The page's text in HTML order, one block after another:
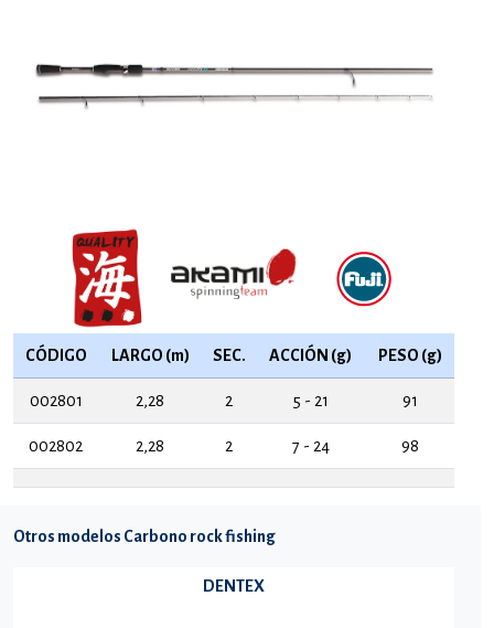
CÓDIGO LARGO (m) SEC. ACCIÓN (g) PESO (g)
002801 2,28 2 5 - 21 91
002802 2,28 2 7 - 24 98
Otros modelos Carbono rock fishing
DENTEX